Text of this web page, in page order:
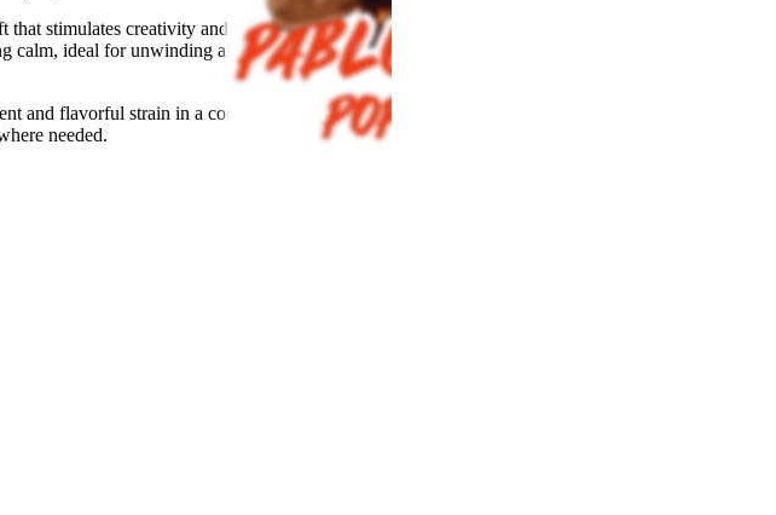
that stimulates creativity and focus, courtesy of its
calm, ideal for unwinding after a busy day or
and flavorful strain in a convenient, small-bud
needed.